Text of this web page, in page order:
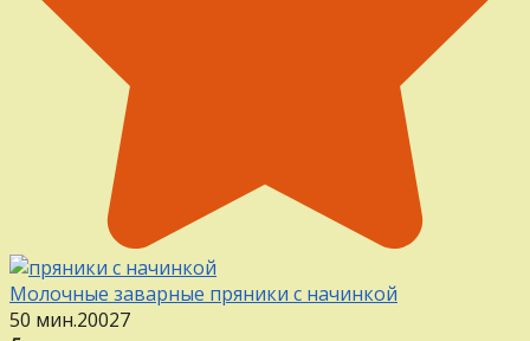
Молочные заварные пряники с начинкой
50 мин.20027